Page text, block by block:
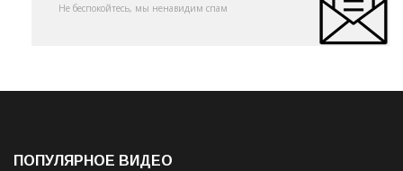
Не беспокойтесь, мы ненавидим спам
ПОПУЛЯРНОЕ ВИДЕО